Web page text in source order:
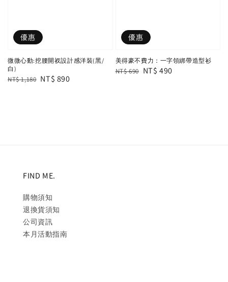
優惠
微微心動:挖腰開衩設計感洋裝(黑/
白)
Regular
NT$ 1,180 Sale
NT$ 890
優惠
美得豪不費力：一字領綁帶造型衫
Regular
NT$ 690 Sale
NT$ 490
FIND ME.
購物須知
退換貨須知
公司資訊
本月活動指南